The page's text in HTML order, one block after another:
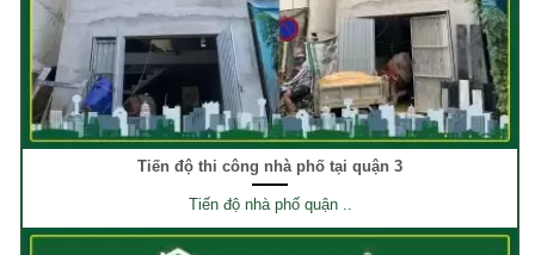
Tiến độ thi công nhà phố tại quận 3
Tiến độ nhà phố quận ..